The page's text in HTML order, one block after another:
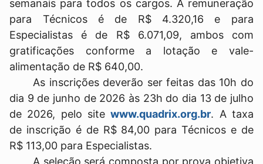
semanais para todos os cargos. A remuneração
para Técnicos é de R$ 4.320,16 e para
Especialistas é de R$ 6.071,09, ambos com
gratificações conforme a lotação e vale-
alimentação de R$ 640,00.
As inscrições deverão ser feitas das 10h do
dia 9 de junho de 2026 às 23h do dia 13 de julho
de 2026, pelo sitewww.quadrix.org.br. A taxa
de inscrição é de R$ 84,00 para Técnicos e de
R$ 113,00 para Especialistas.
A seleção será composta por prova objetiva